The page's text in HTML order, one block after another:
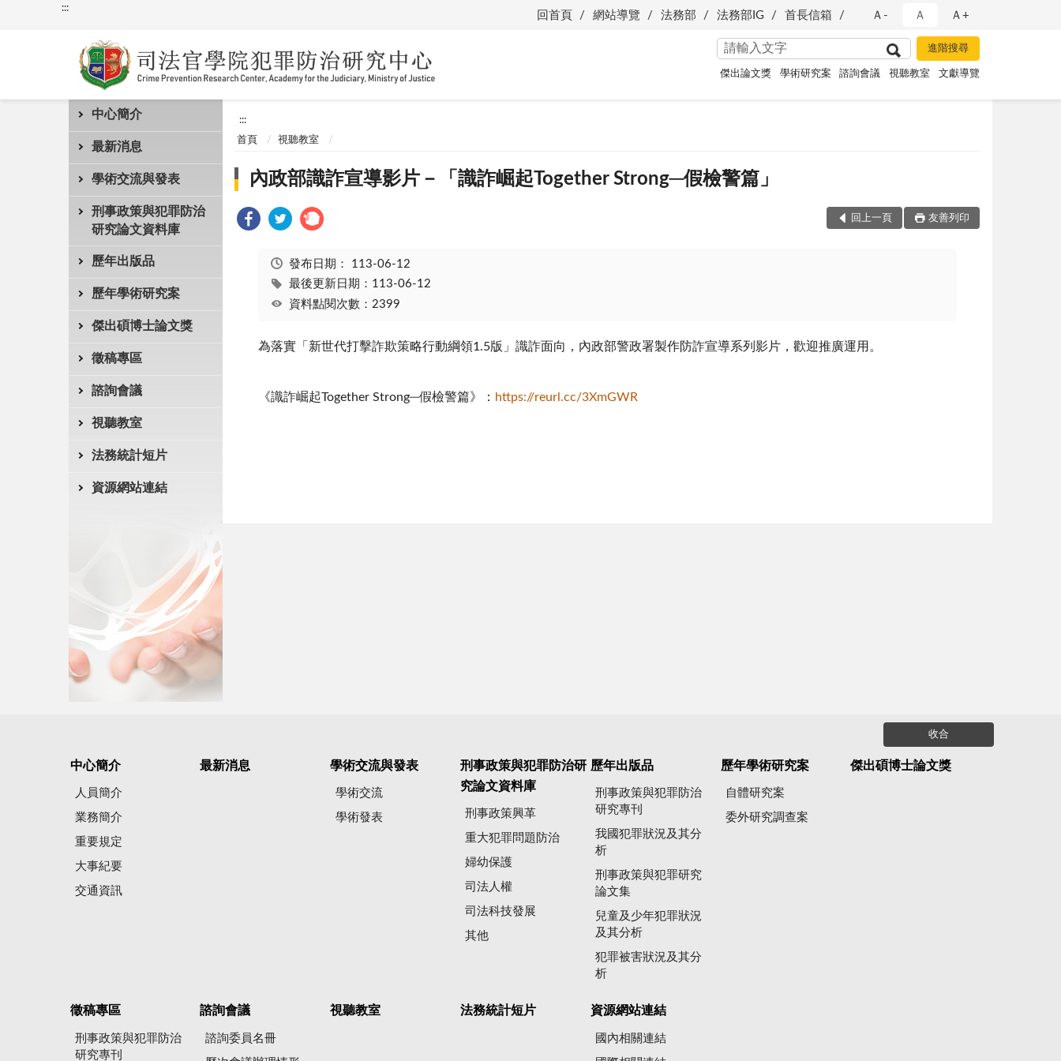
:::
回首頁 網站導覽 法務部 法務部IG 首長信箱 Ａ- Ａ Ａ+
傑出論文獎 學術研究案 諮詢會議 視聽教室 文獻導覽
中心簡介
最新消息
學術交流與發表
刑事政策與犯罪防治
研究論文資料庫
歷年出版品
歷年學術研究案
傑出碩博士論文獎
徵稿專區
諮詢會議
視聽教室
法務統計短片
資源網站連結
:::
首頁 視聽教室
內政部識詐宣導影片－「識詐崛起Together Strong─假檢警篇」
回上一頁 友善列印
發布日期： 113-06-12
最後更新日期：113-06-12
資料點閱次數：2399
為落實「新世代打擊詐欺策略行動綱領1.5版」識詐面向，內政部警政署製作防詐宣導系列影片，歡迎推廣運用。
《識詐崛起Together Strong─假檢警篇》： https://reurl.cc/3XmGWR
收合
中心簡介
人員簡介
業務簡介
重要規定
大事紀要
交通資訊
最新消息 學術交流與發表
學術交流
學術發表
刑事政策與犯罪防治研
究論文資料庫
刑事政策興革
重大犯罪問題防治
婦幼保護
司法人權
司法科技發展
其他
歷年出版品
刑事政策與犯罪防治
研究專刊
我國犯罪狀況及其分
析
刑事政策與犯罪研究
論文集
兒童及少年犯罪狀況
及其分析
犯罪被害狀況及其分
析
歷年學術研究案
自體研究案
委外研究調查案
傑出碩博士論文獎
徵稿專區
刑事政策與犯罪防治
研究專刊
諮詢會議
諮詢委員名冊
視聽教室 法務統計短片 資源網站連結
國內相關連結